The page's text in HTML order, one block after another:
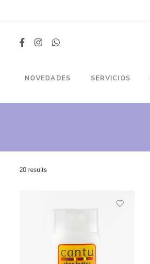
NOVEDADES SERVICIOS
20 results